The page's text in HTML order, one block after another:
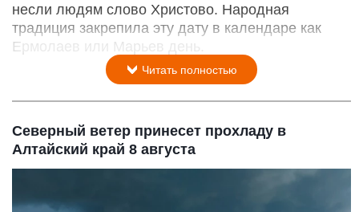
несли людям слово Христово. Народная
традиция закрепила эту дату в календаре как
Ермолаев или Марьев день.
Читать полностью
Северный ветер принесет прохладу в
Алтайский край 8 августа